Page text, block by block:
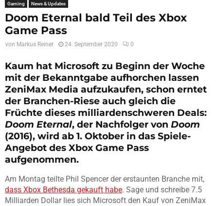
Gaming News & Updates
Doom Eternal bald Teil des Xbox
Game Pass
von Markus Reiner 24. September 2020 0
Kaum hat Microsoft zu Beginn der Woche
mit der Bekanntgabe aufhorchen lassen
ZeniMax Media aufzukaufen, schon erntet
der Branchen-Riese auch gleich die
Früchte dieses milliardenschweren Deals:
Doom Eternal, der Nachfolger von Doom
(2016), wird ab 1. Oktober in das Spiele-
Angebot des Xbox Game Pass
aufgenommen.
Am Montag teilte Phil Spencer der erstaunten Branche mit,
dass Xbox Bethesda gekauft habe. Sage und schreibe 7.5
Milliarden Dollar lies sich Microsoft den Kauf von ZeniMax